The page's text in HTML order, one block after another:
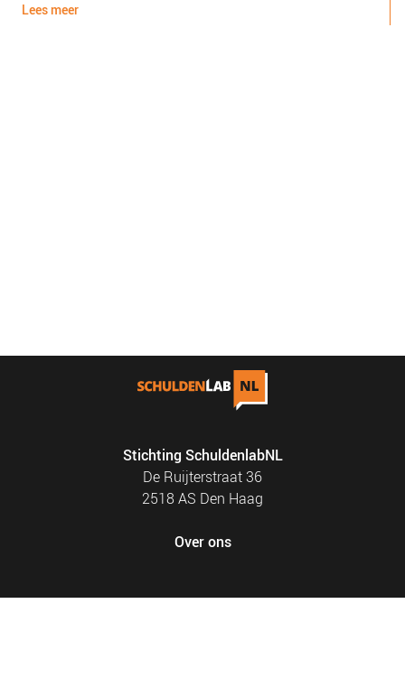
Lees meer
Stichting SchuldenlabNL
De Ruijterstraat 36
2518 AS Den Haag
Over ons